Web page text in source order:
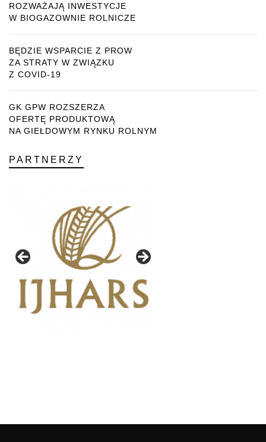
ROZWAŻAJĄ INWESTYCJE
W BIOGAZOWNIE ROLNICZE
BĘDZIE WSPARCIE Z PROW
ZA STRATY W ZWIĄZKU
Z COVID-19
GK GPW ROZSZERZA
OFERTĘ PRODUKTOWĄ
NA GIEŁDOWYM RYNKU ROLNYM
PARTNERZY